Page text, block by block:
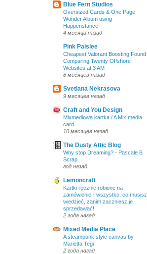
Blue Fern Studios
Oversized Cards & One Page
Wonder Album using
Happenstance
4 месяца назад
Pink Paislee
Cheapest Valorant Boosting Found
Comparing Twenty Offshore
Websites at 3 AM
8 месяцев назад
Svetlana Nekrasova
9 месяцев назад
Craft and You Design
Mixmediowa kartka / A Mix media
card
10 месяцев назад
The Dusty Attic Blog
Why stop Dreaming? - Pascale B
Scrap
год назад
Lemoncraft
Kartki ręcznie robione na
zamówienie - wszystko, co musisz
wiedzieć, zanim zaczniesz je
sprzedawać!
2 года назад
Mixed Media Place
A steampunk style canvas by
Marietta Tegi
2 года назад